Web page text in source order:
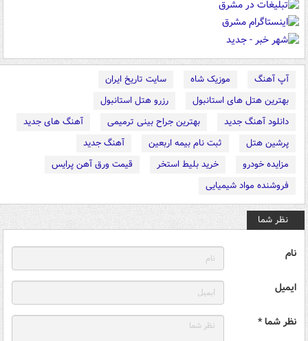
آپ آهنگ موزیک شاه
سایت تاریخ ایران
بهترین هتل های استانبول
رزرو هتل استانبول
دانلود آهنگ جدید
بهترین جراح بینی ترمیمی
آهنگ های جدید
پرشین هتل
ثبت نام بیمه اربعین
آهنگ جدید
مزایده خودرو
خرید بلیط استخر
قیمت ورق آهن پرایس
فروشنده مواد شیمیایی
نظر شما
نام
ایمیل
نظر شما *